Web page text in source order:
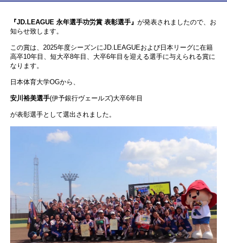
『JD.LEAGUE 永年選手功労賞 表彰選手』 が発表されましたので、お
知らせ致します。
この賞は、2025年度シーズンにJD.LEAGUEおよび日本リーグに在籍
高卒10年目、短大卒8年目、大卒6年目を迎える選手に与えられる賞に
なります。
日本体育大学OGから、
安川裕美選手(伊予銀行ヴェールズ)大卒6年目
が表彰選手として選出されました。